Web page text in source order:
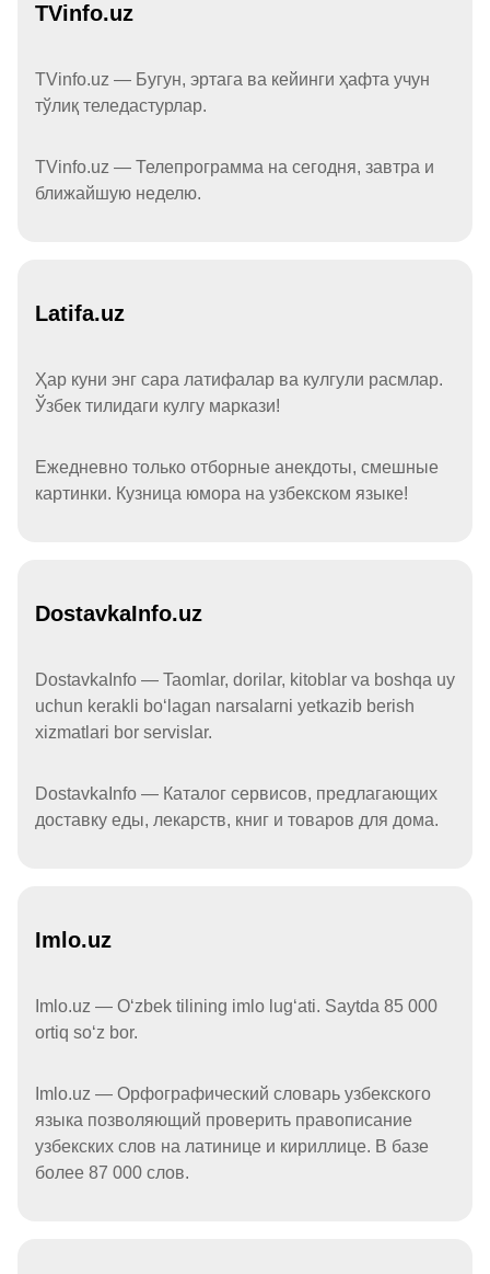
TVinfo.uz
TVinfo.uz — Бугун, эртага ва кейинги ҳафта учун
тўлиқ теледастурлар.
TVinfo.uz — Телепрограмма на сегодня, завтра и
ближайшую неделю.
Latifa.uz
Ҳар куни энг сара латифалар ва кулгули расмлар.
Ўзбек тилидаги кулгу маркази!
Ежедневно только отборные анекдоты, смешные
картинки. Кузница юмора на узбекском языке!
DostavkaInfo.uz
DostavkaInfo — Taomlar, dorilar, kitoblar va boshqa uy
uchun kerakli boʻlagan narsalarni yetkazib berish
xizmatlari bor servislar.
DostavkaInfo — Каталог сервисов, предлагающих
доставку еды, лекарств, книг и товаров для дома.
Imlo.uz
Imlo.uz — Oʻzbek tilining imlo lugʻati. Saytda 85 000
ortiq soʻz bor.
Imlo.uz — Орфографический словарь узбекского
языка позволяющий проверить правописание
узбекских слов на латинице и кириллице. В базе
более 87 000 слов.